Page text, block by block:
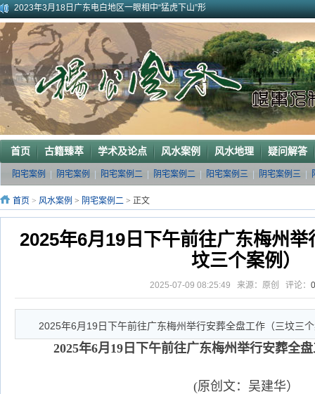
2023年3月18日广东电白地区一眼相中“猛虎下山”形
2011年4月底在江西丰城地区一农村里断验老阳宅风水吉凶（二）
2011年5月初应福建晋江东家邀请堪察调整阳宅风水布局
2011年5月底应广西玉林地区东家邀请断验堪察阳宅风水
2011年应广西巴马东家邀请堪察断验阳宅风水吉凶
《葬 书》注 解
广西南宁地区一葬地水聚天心
广西巴马一龙穴形局
杨公风水--山形之贵人拱手
2010年9月在广西容县为李喜中的亲戚找到的龙穴图
首页 古籍臻萃 学术及论点 风水案例 风水地理 疑问解答
阳宅案例 阴宅案例 阳宅案例二 阴宅案例二 阳宅案例三 阴宅案例三
首页 > 风水案例 > 阴宅案例二 > 正文
2025年6月19日下午前往广东梅州
坟三个案例）
2025-07-09 08:25:49 来源：原创 评论： 0
2025年6月19日下午前往广东梅州举行安葬全盘工作（三坟三
2025年6月19日下午前往广东梅州举行安葬全
(原创文：吴建华）